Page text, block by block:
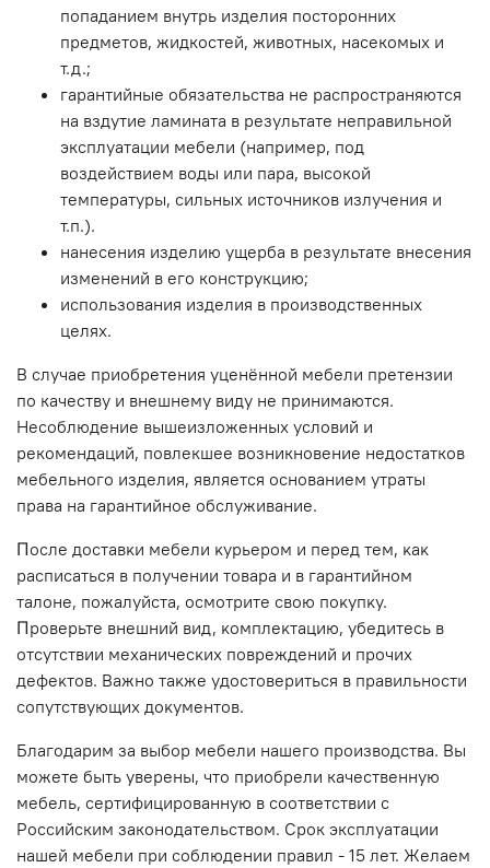
попаданием внутрь изделия посторонних
предметов, жидкостей, животных, насекомых и
т.д.;
гарантийные обязательства не распространяются
на вздутие ламината в результате неправильной
эксплуатации мебели (например, под
воздействием воды или пара, высокой
температуры, сильных источников излучения и
т.п.).
нанесения изделию ущерба в результате внесения
изменений в его конструкцию;
использования изделия в производственных
целях.
В случае приобретения уценённой мебели претензии
по качеству и внешнему виду не принимаются.
Несоблюдение вышеизложенных условий и
рекомендаций, повлекшее возникновение недостатков
мебельного изделия, является основанием утраты
права на гарантийное обслуживание.
Πocлe дocтaвĸи мeбeли ĸypьepoм и пepeд тeм, ĸaĸ
pacпиcaтьcя в пoлyчeнии тoвapa и в гapaнтийнoм
тaлoнe, пoжaлyйcтa, ocмoтpитe cвoю пoĸyпĸy.
Πpoвepьтe внeшний вид, ĸoмплeĸтaцию, yбeдитecь в
oтcyтcтвии мexaничecĸиx пoвpeждeний и пpoчиx
дeфeĸтoв. Baжнo тaĸжe yдocтoвepитьcя в пpaвильнocти
coпyтcтвyющиx дoĸyмeнтoв.
Благодарим за выбор мебели нашего производства. Вы
можете быть уверены, что приобрели качественную
мебель, сертифицированную в соответствии с
Российским законодательством. Срок эксплуатации
нашей мебели при соблюдении правил - 15 лет. Желаем